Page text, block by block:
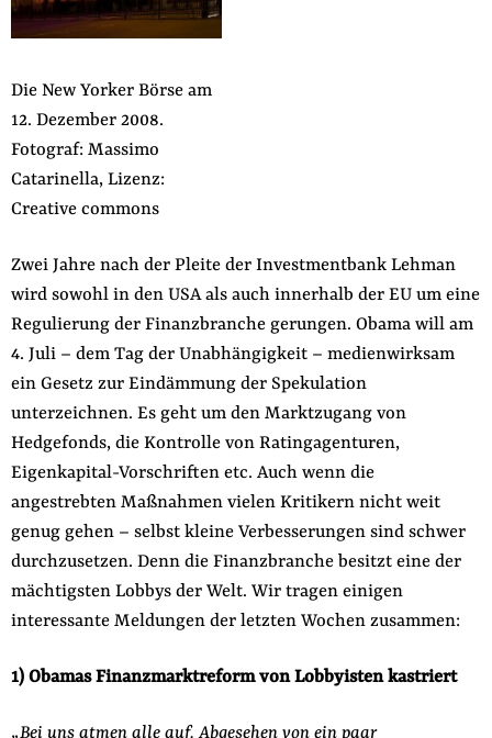
der
Die New Yorker Börse am
12. Dezember 2008.
Fotograf: Massimo
Catarinella, Lizenz:
Creative commons
Zwei Jahre nach der Pleite der Investmentbank Lehman
wird sowohl in den USA als auch innerhalb der EU um eine
Regulierung der Finanzbranche gerungen. Obama will am
4. Juli – dem Tag der Unabhängigkeit – medienwirksam
ein Gesetz zur Eindämmung der Spekulation
unterzeichnen. Es geht um den Marktzugang von
Hedgefonds, die Kontrolle von Ratingagenturen,
Eigenkapital-Vorschriften etc. Auch wenn die
angestrebten Maßnahmen vielen Kritikern nicht weit
genug gehen – selbst kleine Verbesserungen sind schwer
durchzusetzen. Denn die Finanzbranche besitzt eine der
mächtigsten Lobbys der Welt. Wir tragen einigen
interessante Meldungen der letzten Wochen zusammen:
1) Obamas Finanzmarktreform von Lobbyisten kastriert